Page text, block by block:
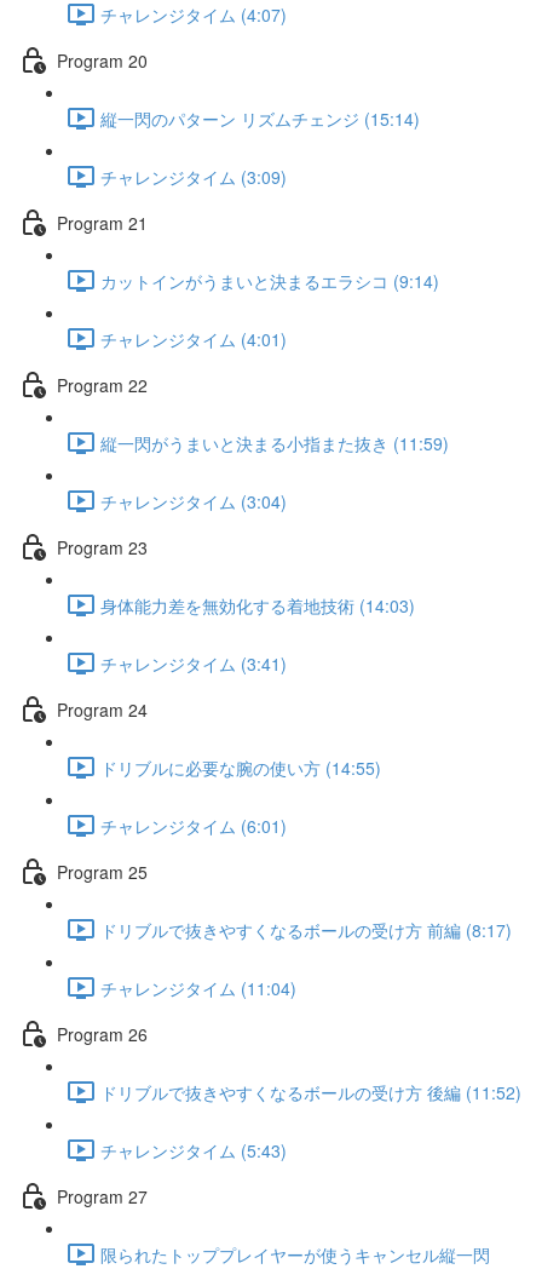
チャレンジタイム (4:07)
Program 20
縦一閃のパターン リズムチェンジ (15:14)
チャレンジタイム (3:09)
Program 21
カットインがうまいと決まるエラシコ (9:14)
チャレンジタイム (4:01)
Program 22
縦一閃がうまいと決まる小指また抜き (11:59)
チャレンジタイム (3:04)
Program 23
身体能力差を無効化する着地技術 (14:03)
チャレンジタイム (3:41)
Program 24
ドリブルに必要な腕の使い方 (14:55)
チャレンジタイム (6:01)
Program 25
ドリブルで抜きやすくなるボールの受け方 前編 (8:17)
チャレンジタイム (11:04)
Program 26
ドリブルで抜きやすくなるボールの受け方 後編 (11:52)
チャレンジタイム (5:43)
Program 27
限られたトッププレイヤーが使うキャンセル縦一閃